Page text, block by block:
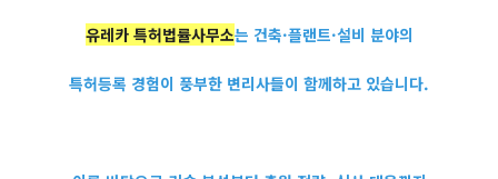
유레카 특허법률사무소는 건축·플랜트·설비 분야의
특허등록 경험이 풍부한 변리사들이 함께하고 있습니다.